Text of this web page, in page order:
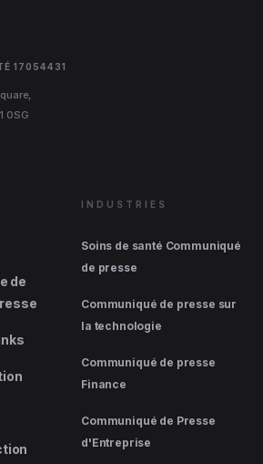
17054431
0SG
de
INDUSTRIES
Soins de santé Communiqué
de presse
Communiqué de presse sur
la technologie
Communiqué de presse
Finance
Communiqué de Presse
d'Entreprise